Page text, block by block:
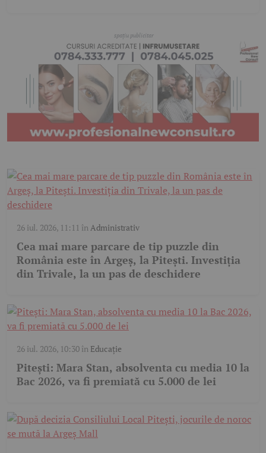
26 iul. 2026, 11:11 înAdministrativ
Cea mai mare parcare de tip puzzle din
România este în Argeș, la Pitești. Investiția
din Trivale, la un pas de deschidere
26 iul. 2026, 10:30în Educație
Pitești: Mara Stan, absolventa cu media 10 la
Bac 2026, va fi premiată cu 5.000 de lei